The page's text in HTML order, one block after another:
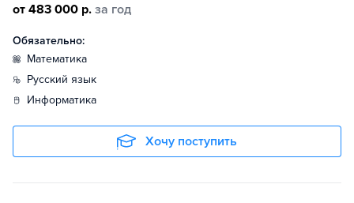
от 483 000 р. за год
Обязательно:
математика
русский язык
информатика
Хочу поступить